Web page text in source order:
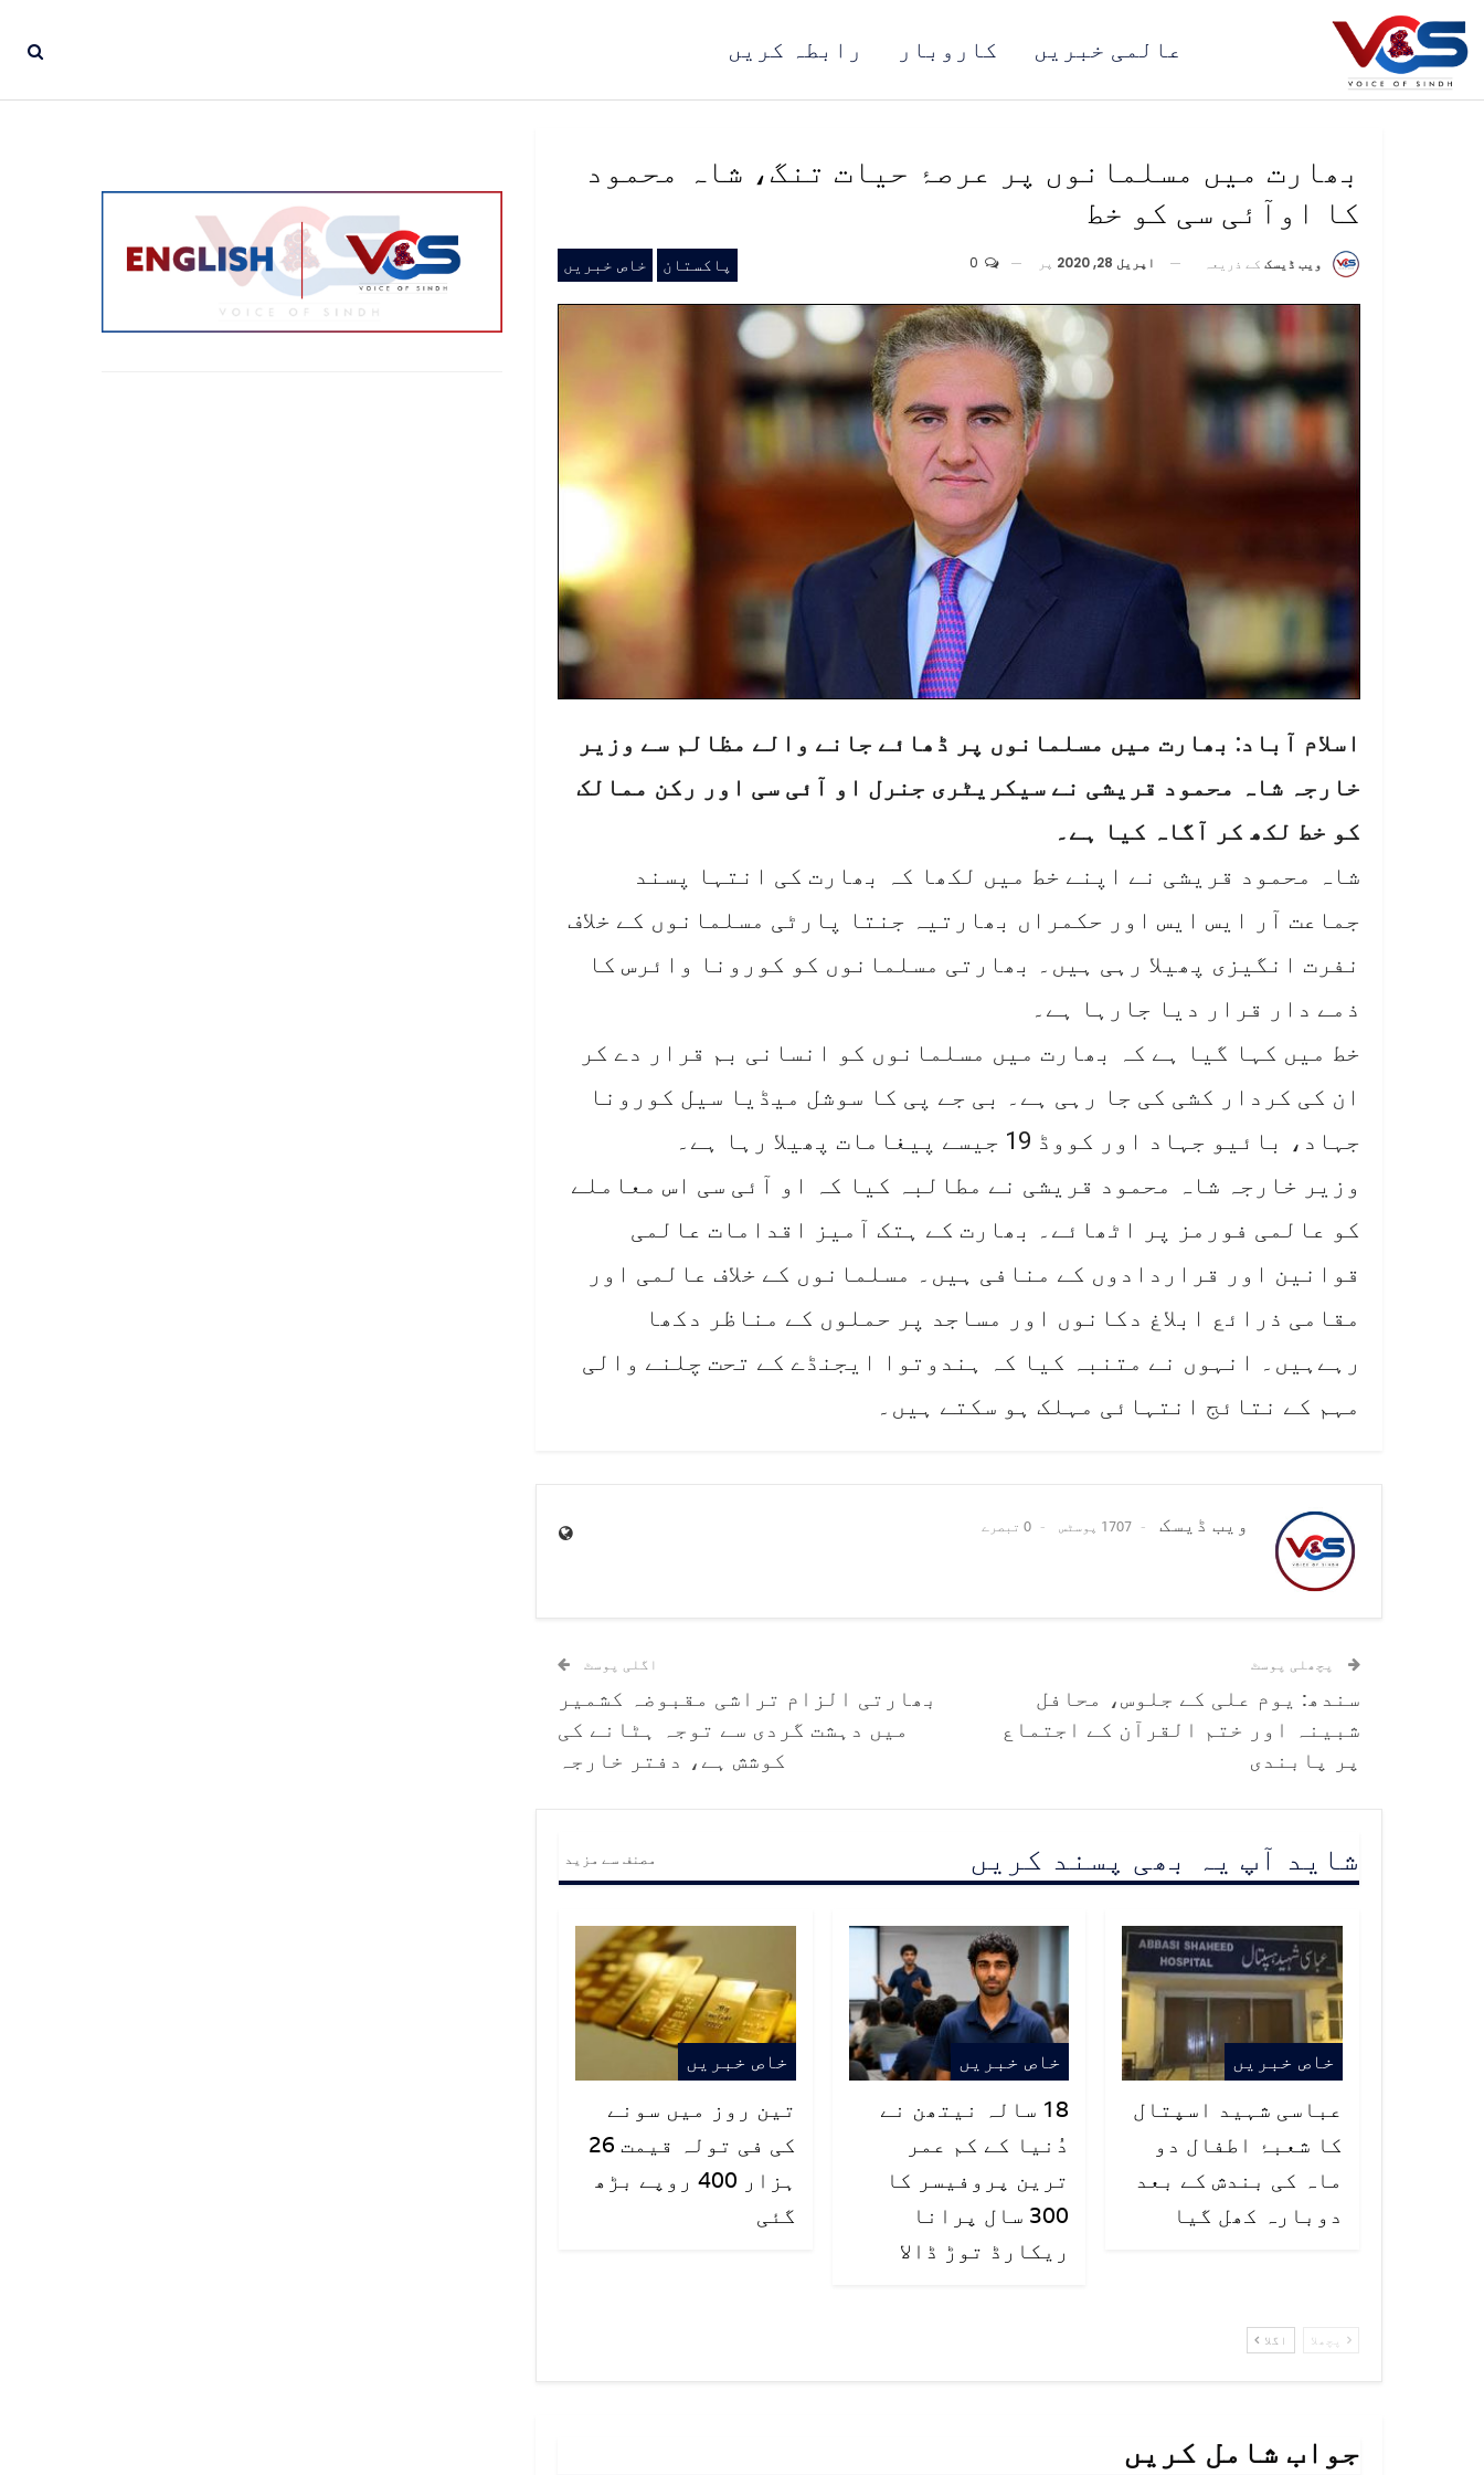
رابطہ کریں کاروبار عالمی خبریں
بھارت میں مسلمانوں پر عرصۂ حیات تنگ، شاہ محمود
کا اوآئی سی کو خط
پاکستان خاص خبریں ویب ڈیسک کے ذریعہ اپریل 28, 2020 پر
اسلام آباد: بھارت میں مسلمانوں پر ڈھائے جانے والے مظالم سے وزیر
خارجہ شاہ محمود قریشی نے سیکریٹری جنرل او آئی سی اور رکن ممالک
کو خط لکھ کر آگاہ کیا ہے۔
شاہ محمود قریشی نے اپنے خط میں لکھا کہ بھارت کی انتہا پسند
جماعت آر ایس ایس اور حکمراں بھارتیہ جنتا پارٹی مسلمانوں کے خلاف
نفرت انگیزی پھیلا رہی ہیں۔ بھارتی مسلمانوں کو کورونا وائرس کا
ذمے دار قرار دیا جارہا ہے۔
خط میں کہا گیا ہے کہ بھارت میں مسلمانوں کو انسانی بم قرار دے کر
ان کی کردار کشی کی جا رہی ہے۔ بی جے پی کا سوشل میڈیا سیل کورونا
جہاد، بائیو جہاد اور کووڈ 19 جیسے پیغامات پھیلا رہا ہے۔
وزیر خارجہ شاہ محمود قریشی نے مطالبہ کیا کہ او آئی سی اس معاملے
کو عالمی فورمز پر اٹھائے۔ بھارت کے ہتک آمیز اقدامات عالمی
قوانین اور قراردادوں کے منافی ہیں۔ مسلمانوں کے خلاف عالمی اور
مقامی ذرائع ابلاغ دکانوں اور مساجد پر حملوں کے مناظر دکھا
رہےہیں۔ انہوں نے متنبہ کیا کہ ہندوتوا ایجنڈے کے تحت چلنے والی
مہم کے نتائج انتہائی مہلک ہو سکتے ہیں۔
ویب ڈیسک 1707 پوسٹس 0 تبصرے
پچھلی پوسٹ
سندھ: یوم علی کے جلوس، محافل
شبینہ اور ختم القرآن کے اجتماع
پر پابندی
اگلی پوسٹ
بھارتی الزام تراشی مقبوضہ کشمیر
میں دہشت گردی سے توجہ ہٹانے کی
کوشش ہے، دفتر خارجہ
شاید آپ یہ بھی پسند کریں مصنف سے مزید
خاص خبریں
عباسی شہید اسپتال
کا شعبۂ اطفال دو
ماہ کی بندش کے بعد
دوبارہ کھل گیا
خاص خبریں
18 سالہ نیتھن نے
دُنیا کے کم عمر
ترین پروفیسر کا
300 سال پرانا
ریکارڈ توڑ ڈالا
خاص خبریں
تین روز میں سونے
کی فی تولہ قیمت 26
ہزار 400 روپے بڑھ
گئی
پچھلا اگلا
جواب شامل کریں